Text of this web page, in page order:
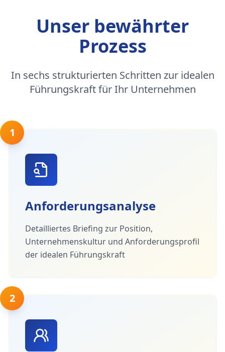
Unser bewährter
Prozess
In sechs strukturierten Schritten zur idealen
Führungskraft für Ihr Unternehmen
1
Anforderungsanalyse
Detailliertes Briefing zur Position,
Unternehmenskultur und Anforderungsprofil
der idealen Führungskraft
2